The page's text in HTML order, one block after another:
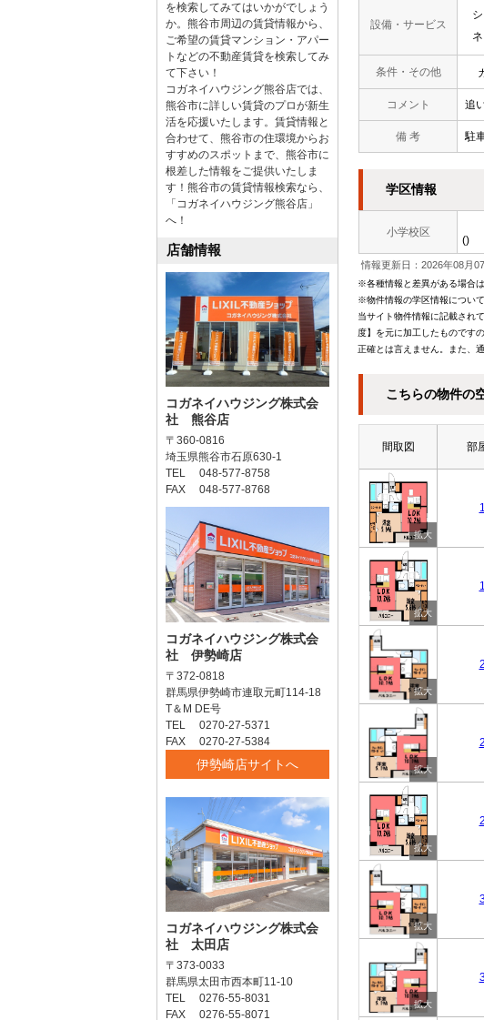
設備・サービス
条件・その他
コメント 追
備 考 駐
学区情報
小学校区
()
情報更新日：2026年08月
※各種情報と差異がある場合
※物件情報の学区情報について
当サイト物件情報に記載され
度】を元に加工したものです
正確とは言えません。また、
こちらの物件の
間取図 部
を検索してみてはいかがでしょう
か。熊谷市周辺の賃貸情報から、
ご希望の賃貸マンション・アパー
トなどの不動産賃貸を検索してみ
て下さい！
コガネイハウジング熊谷店では、
熊谷市に詳しい賃貸のプロが新生
活を応援いたします。賃貸情報と
合わせて、熊谷市の住環境からお
すすめのスポットまで、熊谷市に
根差した情報をご提供いたしま
す！熊谷市の賃貸情報検索なら、
「コガネイハウジング熊谷店」
へ！
店舗情報
コガネイハウジング株式会
社 熊谷店
〒360-0816
埼玉県熊谷市石原630-1
TEL 048-577-8758
FAX 048-577-8768
コガネイハウジング株式会
社 伊勢崎店
〒372-0818
群馬県伊勢崎市連取元町114-18
T＆M DE号
TEL 0270-27-5371
FAX 0270-27-5384
伊勢崎店サイトへ
コガネイハウジング株式会
社 太田店
〒373-0033
群馬県太田市西本町11-10
TEL 0276-55-8031
FAX 0276-55-8071